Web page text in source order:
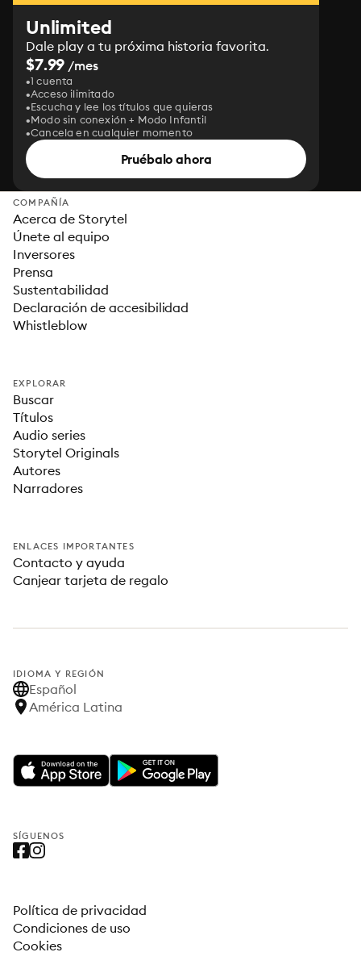
Unlimited
Dale play a tu próxima historia favorita.
$7.99 /mes
1 cuenta
Acceso ilimitado
Escucha y lee los títulos que quieras
Modo sin conexión + Modo Infantil
Cancela en cualquier momento
Pruébalo ahora
COMPAÑÍA
Acerca de Storytel
Únete al equipo
Inversores
Prensa
Sustentabilidad
Declaración de accesibilidad
Whistleblow
EXPLORAR
Buscar
Títulos
Audio series
Storytel Originals
Autores
Narradores
ENLACES IMPORTANTES
Contacto y ayuda
Canjear tarjeta de regalo
IDIOMA Y REGIÓN
Español
América Latina
SÍGUENOS
Política de privacidad
Condiciones de uso
Cookies